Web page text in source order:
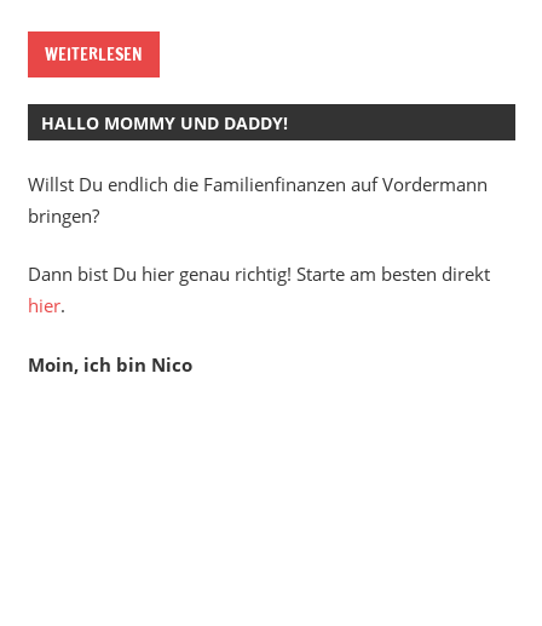
WEITERLESEN
HALLO MOMMY UND DADDY!
Willst Du endlich die Familienfinanzen auf Vordermann
bringen?
Dann bist Du hier genau richtig! Starte am besten direkt
hier.
Moin, ich bin Nico